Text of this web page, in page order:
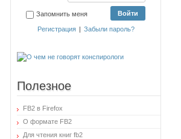
Запомнить меня
Регистрация | Забыли пароль?
Полезное
FB2 в Firefox
О формате FB2
Для чтения книг fb2